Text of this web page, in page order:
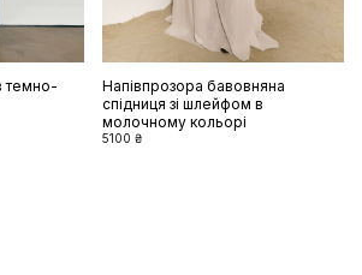
темно-
Напівпрозора бавовняна
спідниця зі шлейфом в
молочному кольорі
5100 ₴